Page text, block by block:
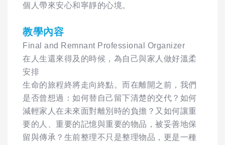
個人帶來安心和寧靜的心境。
教學內容
Final and Remnant Professional Organizer
在人生還來得及的時候，為自己與家人做好溫柔
安排
生命的旅程終將走向終點。而在離開之前，我們
是否曾想過：如何替自己留下清楚的交代？如何
減輕家人在未來面對離別時的負擔？又如何讓重
要的人、重要的記憶與重要的物品，被妥善地保
留與傳承？生前整理不只是整理物品，更是一種